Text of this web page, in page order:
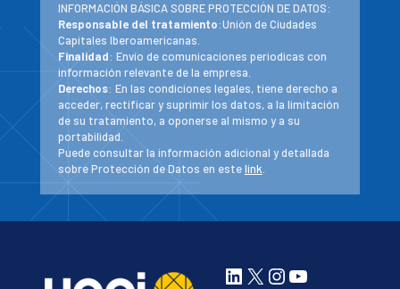
INFORMACIÓN BÁSICA SOBRE PROTECCIÓN DE DATOS:
Responsable del tratamiento:Unión de Ciudades
Capitales Iberoamericanas.
Finalidad: Envío de comunicaciones periodicas con
información relevante de la empresa.
Derechos: En las condiciones legales, tiene derecho a
acceder, rectificar y suprimir los datos, a la limitación
de su tratamiento, a oponerse al mismo y a su
portabilidad.
Puede consultar la información adicional y detallada
sobre Protección de Datos en estelink
LinkedIn
X Instagram
YouTube